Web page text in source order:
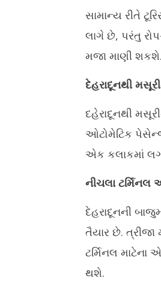
સામાન્ય રીતે
લાગે છે, પરંતુ
મજા માણી શકશે.
દેહરાદૂનથી
દહેરાદૂનથી
ઓટોમેટિક
એક કલાકમાં
નીચલા ટર્મિનલ
દેહરાદૂનની
તૈયાર છે. ત્રીજા
ટર્મિનલ માટેના
થશે.